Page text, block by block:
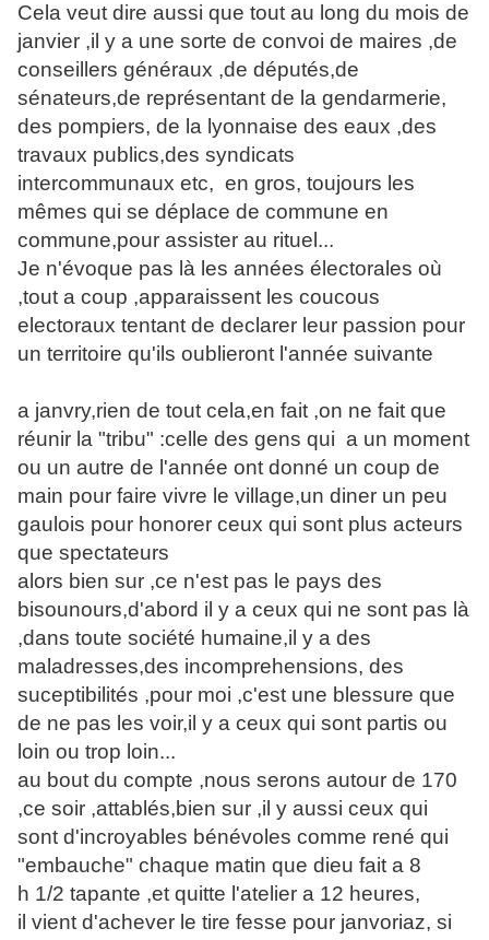
Cela veut dire aussi que tout au long du mois de
janvier ,il y a une sorte de convoi de maires ,de
conseillers généraux ,de députés,de
sénateurs,de représentant de la gendarmerie,
des pompiers, de la lyonnaise des eaux ,des
travaux publics,des syndicats
intercommunaux etc, en gros, toujours les
mêmes qui se déplace de commune en
commune,pour assister au rituel...
Je n'évoque pas là les années électorales où
,tout a coup ,apparaissent les coucous
electoraux tentant de declarer leur passion pour
un territoire qu'ils oublieront l'année suivante
a janvry,rien de tout cela,en fait ,on ne fait que
réunir la "tribu" :celle des gens qui a un moment
ou un autre de l'année ont donné un coup de
main pour faire vivre le village,un diner un peu
gaulois pour honorer ceux qui sont plus acteurs
que spectateurs
alors bien sur ,ce n'est pas le pays des
bisounours,d'abord il y a ceux qui ne sont pas là
,dans toute société humaine,il y a des
maladresses,des incomprehensions, des
suceptibilités ,pour moi ,c'est une blessure que
de ne pas les voir,il y a ceux qui sont partis ou
loin ou trop loin...
au bout du compte ,nous serons autour de 170
,ce soir ,attablés,bien sur ,il y aussi ceux qui
sont d'incroyables bénévoles comme rené qui
"embauche" chaque matin que dieu fait a 8
h 1/2 tapante ,et quitte l'atelier a 12 heures,
il vient d'achever le tire fesse pour janvoriaz, si